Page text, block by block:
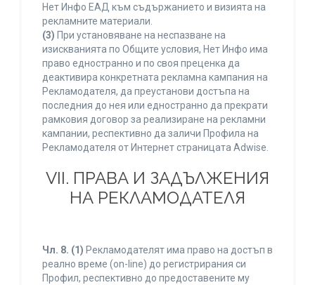
Нет Инфо ЕАД към съдържанието и визията на
рекламните материали.
(3) При установяване на неспазване на
изискванията по Общите условия, Нет Инфо има
право едностранно и по своя преценка да
деактивира конкретната рекламна кампания на
Рекламодателя, да преустанови достъпа на
последния до нея или едностранно да прекрати
рамковия договор за реализиране на рекламни
кампании, респективно да заличи Профила на
Рекламодателя от Интернет страницата Adwise.
VII. ПРАВА И ЗАДЪЛЖЕНИЯ
НА РЕКЛАМОДАТЕЛЯ
Чл. 8. (1) Рекламодателят има право на достъп в
реално време (on-line) до регистрирания си
Профил, респективно до предоставените му